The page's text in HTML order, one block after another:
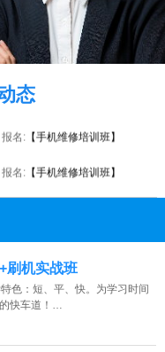
态
名: 【手机维修培训班】
名: 【手机维修培训班】
名:【手机维修培训班】
名: 【手机维修培训班】
名: 【手机维修培训班】
名:【手机维修培训班】
名:【手机维修培训班】
名:【手机维修培训班】
名:【手机维修培训班】
刷机实战班
色：短、平、快。为学习时间
快车道！…